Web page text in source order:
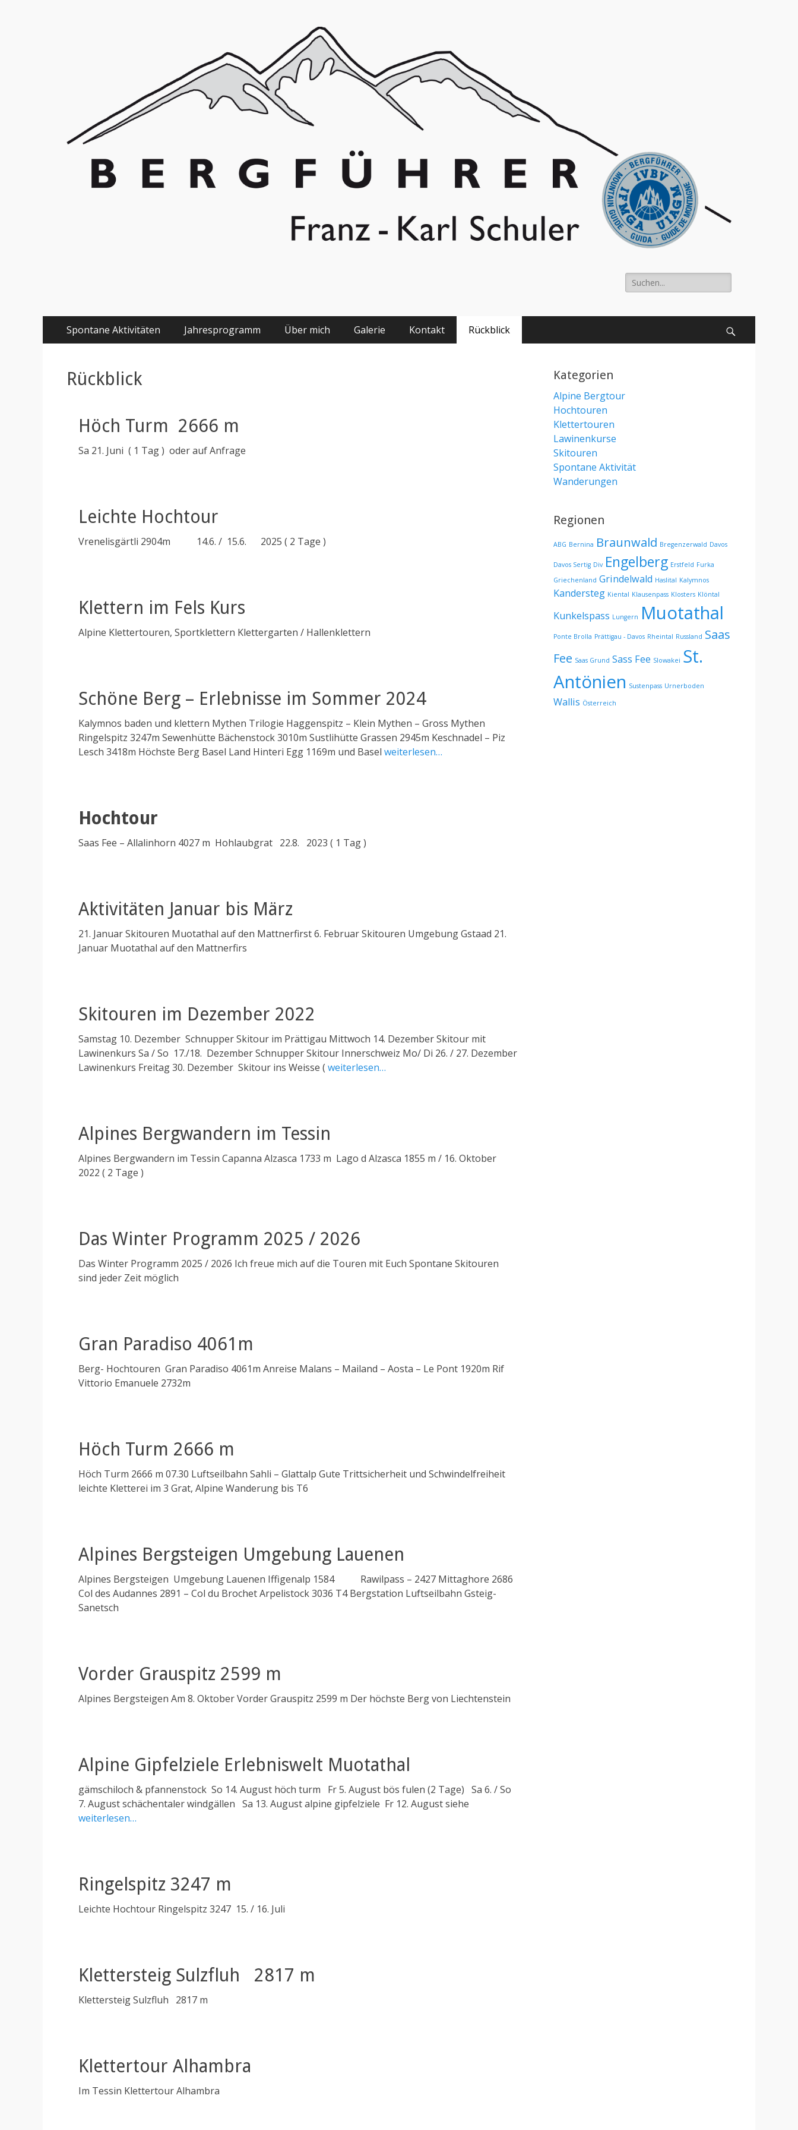
Suche
nach:
Primäres
Menü
zum
Spontane Aktivitäten Jahresprogramm Über mich Galerie Kontakt Rückblick
Rückblick
Höch Turm 2666 m
Sa 21. Juni ( 1 Tag ) oder auf Anfrage
Leichte Hochtour
Vrenelisgärtli 2904m 14.6. / 15.6. 2025 ( 2 Tage )
Klettern im Fels Kurs
Alpine Klettertouren, Sportklettern Klettergarten / Hallenklettern
Schöne Berg – Erlebnisse im Sommer 2024
Kalymnos baden und klettern Mythen Trilogie Haggenspitz – Klein Mythen – Gross Mythen
Ringelspitz 3247m Sewenhütte Bächenstock 3010m Sustlihütte Grassen 2945m Keschnadel – Piz
Lesch 3418m Höchste Berg Basel Land Hinteri Egg 1169m und Basel weiterlesen…
Hochtour
Saas Fee – Allalinhorn 4027 m Hohlaubgrat 22.8. 2023 ( 1 Tag )
Aktivitäten Januar bis März
21. Januar Skitouren Muotathal auf den Mattnerfirst 6. Februar Skitouren Umgebung Gstaad 21.
Januar Muotathal auf den Mattnerfirs
Skitouren im Dezember 2022
Samstag 10. Dezember Schnupper Skitour im Prättigau Mittwoch 14. Dezember Skitour mit
Lawinenkurs Sa / So 17./18. Dezember Schnupper Skitour Innerschweiz Mo/ Di 26. / 27. Dezember
Lawinenkurs Freitag 30. Dezember Skitour ins Weisse ( weiterlesen…
Alpines Bergwandern im Tessin
Alpines Bergwandern im Tessin Capanna Alzasca 1733 m Lago d Alzasca 1855 m / 16. Oktober
2022 ( 2 Tage )
Das Winter Programm 2025 / 2026
Das Winter Programm 2025 / 2026 Ich freue mich auf die Touren mit Euch Spontane Skitouren
sind jeder Zeit möglich
Gran Paradiso 4061m
Berg- Hochtouren Gran Paradiso 4061m Anreise Malans – Mailand – Aosta – Le Pont 1920m Rif
Vittorio Emanuele 2732m
Höch Turm 2666 m
Höch Turm 2666 m 07.30 Luftseilbahn Sahli – Glattalp Gute Trittsicherheit und Schwindelfreiheit
leichte Kletterei im 3 Grat, Alpine Wanderung bis T6
Alpines Bergsteigen Umgebung Lauenen
Alpines Bergsteigen Umgebung Lauenen Iffigenalp 1584 Rawilpass – 2427 Mittaghore 2686
Col des Audannes 2891 – Col du Brochet Arpelistock 3036 T4 Bergstation Luftseilbahn Gsteig-
Sanetsch
Vorder Grauspitz 2599 m
Alpines Bergsteigen Am 8. Oktober Vorder Grauspitz 2599 m Der höchste Berg von Liechtenstein
Alpine Gipfelziele Erlebniswelt Muotathal
gämschiloch & pfannenstock So 14. August höch turm Fr 5. August bös fulen (2 Tage) Sa 6. / So
7. August schächentaler windgällen Sa 13. August alpine gipfelziele Fr 12. August siehe
weiterlesen…
Ringelspitz 3247 m
Leichte Hochtour Ringelspitz 3247 15. / 16. Juli
Klettersteig Sulzfluh 2817 m
Klettersteig Sulzfluh 2817 m
Klettertour Alhambra
Im Tessin Klettertour Alhambra
Kategorien
Alpine Bergtour
Hochtouren
Klettertouren
Lawinenkurse
Skitouren
Spontane Aktivität
Wanderungen
Regionen
ABG Bernina Braunwald Bregenzerwald Davos
Davos Sertig Div Engelberg Erstfeld Furka
Griechenland Grindelwald Haslital Kalymnos
Kandersteg Kiental Klausenpass Klosters Klöntal
Kunkelspass Lungern Muotathal
Ponte Brolla Prättigau - Davos Rheintal Russland Saas
Fee Saas Grund Sass Fee Slowakei St.
Antönien Sustenpass Urnerboden
Wallis Österreich